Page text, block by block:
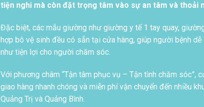
tiện nghi mà còn đặt trọng tâm vào sự an tâm và thoải
Đặc biệt, các mẫu giường như giường y tế 1 tay quay,
hợp bô vệ sinh đều có sẵn tại cửa hàng, giúp người bệnh
như tiện lợi cho người chăm sóc.
Với phương châm “Tận tâm phục vụ – Tận tình chăm sóc”,
giao hàng nhanh chóng và miễn phí vận chuyển đến nhiều
Quảng Trị và Quảng Bình.